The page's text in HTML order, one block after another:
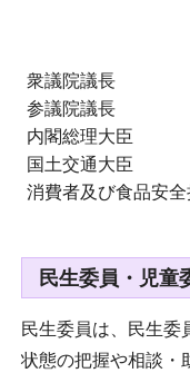
衆議院議長
参議院議長
内閣総理大臣
国土交通大臣
消費者及び食品安
民生委員・児童
民生委員は、民生委
状態の把握や相談・